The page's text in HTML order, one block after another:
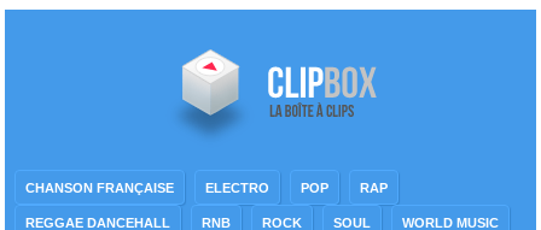
CHANSON FRANÇAISE ELECTRO POP RAP
REGGAE DANCEHALL RNB ROCK SOUL WORLD MUSIC